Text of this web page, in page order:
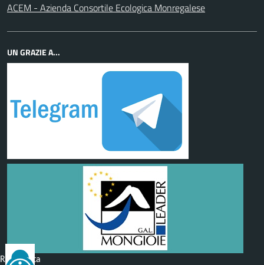
ACEM - Azienda Consortile Ecologica Monregalese
UN GRAZIE A...
Reimposta